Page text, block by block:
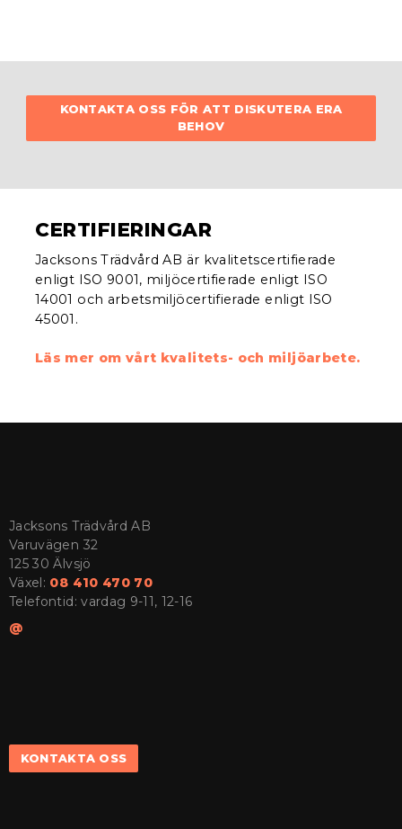
KONTAKTA OSS FÖR ATT DISKUTERA ERA
BEHOV
CERTIFIERINGAR
Jacksons Trädvård AB är kvalitetscertifierade
enligt ISO 9001, miljöcertifierade enligt ISO
14001 och arbetsmiljöcertifierade enligt ISO
45001.
Läs mer om vårt kvalitets- och miljöarbete.
Jacksons Trädvård AB
Varuvägen 32
125 30 Älvsjö
Växel: 08 410 470 70
Telefontid: vardag 9-11, 12-16
@
KONTAKTA OSS